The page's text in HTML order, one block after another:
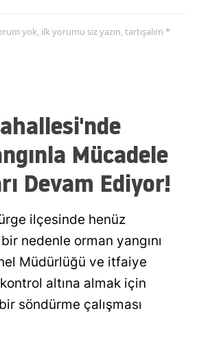
yok, ilk yorumu siz yazın, tartışalım *
Mücadele
Devam Ediyor!
ilçesinde henüz
nedenle orman yangını
Müdürlüğü ve itfaiye
altına almak için
söndürme çalışması